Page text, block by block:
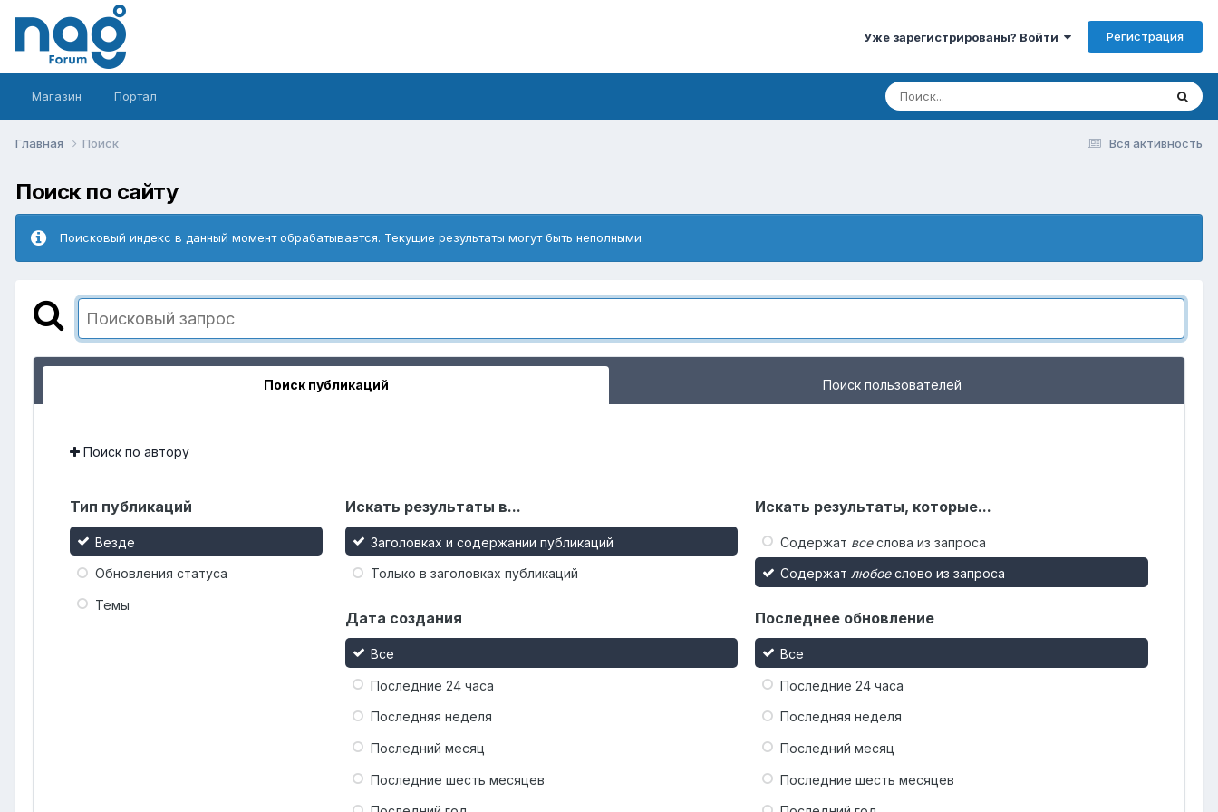
Уже зарегистрированы? Войти Регистрация
Магазин Портал
Вся активность
Главная Поиск
Поиск по сайту
Поисковый индекс в данный момент обрабатывается. Текущие результаты могут быть неполными.
Поиск публикаций Поиск пользователей
Поиск по автору
Тип публикаций
Везде
Обновления статуса
Темы
Искать результаты в...
Заголовках и содержании публикаций
Только в заголовках публикаций
Искать результаты, которые...
Содержат всеслова из запроса
Содержат любоеслово из запроса
Дата создания
Все
Последние 24 часа
Последняя неделя
Последний месяц
Последние шесть месяцев
Последнее обновление
Все
Последние 24 часа
Последняя неделя
Последний месяц
Последние шесть месяцев